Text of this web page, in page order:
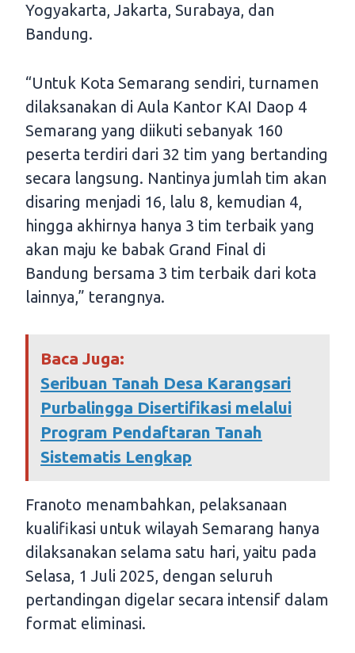
Yogyakarta, Jakarta, Surabaya, dan
Bandung.
“Untuk Kota Semarang sendiri, turnamen
dilaksanakan di Aula Kantor KAI Daop 4
Semarang yang diikuti sebanyak 160
peserta terdiri dari 32 tim yang bertanding
secara langsung. Nantinya jumlah tim akan
disaring menjadi 16, lalu 8, kemudian 4,
hingga akhirnya hanya 3 tim terbaik yang
akan maju ke babak Grand Final di
Bandung bersama 3 tim terbaik dari kota
lainnya,” terangnya.
Baca Juga:
Seribuan Tanah Desa Karangsari
Purbalingga Disertifikasi melalui
Program Pendaftaran Tanah
Sistematis Lengkap
Franoto menambahkan, pelaksanaan
kualifikasi untuk wilayah Semarang hanya
dilaksanakan selama satu hari, yaitu pada
Selasa, 1 Juli 2025, dengan seluruh
pertandingan digelar secara intensif dalam
format eliminasi.